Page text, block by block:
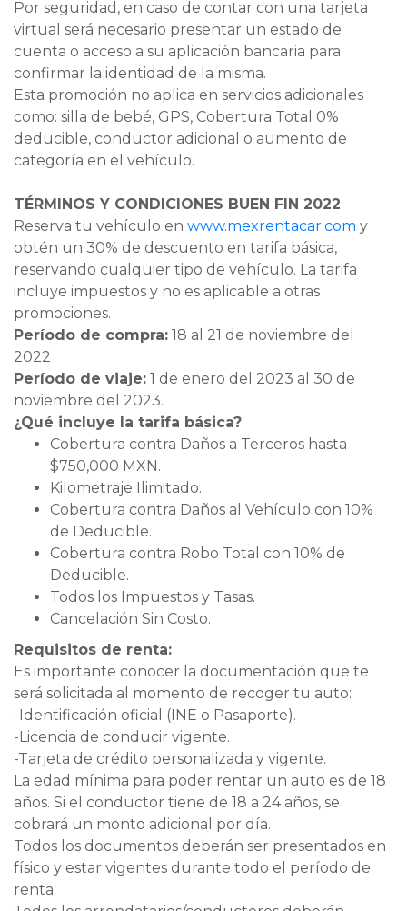
Por seguridad, en caso de contar con una tarjeta
virtual será necesario presentar un estado de
cuenta o acceso a su aplicación bancaria para
confirmar la identidad de la misma.
Esta promoción no aplica en servicios adicionales
como: silla de bebé, GPS, Cobertura Total 0%
deducible, conductor adicional o aumento de
categoría en el vehículo.
TÉRMINOS Y CONDICIONES BUEN FIN 2022
Reserva tu vehículo en www.mexrentacar.com y
obtén un 30% de descuento en tarifa básica,
reservando cualquier tipo de vehículo. La tarifa
incluye impuestos y no es aplicable a otras
promociones.
Período de compra: 18 al 21 de noviembre del
2022
Período de viaje: 1 de enero del 2023 al 30 de
noviembre del 2023.
¿Qué incluye la tarifa básica?
Cobertura contra Daños a Terceros hasta
$750,000 MXN.
Kilometraje Ilimitado.
Cobertura contra Daños al Vehículo con 10%
de Deducible.
Cobertura contra Robo Total con 10% de
Deducible.
Todos los Impuestos y Tasas.
Cancelación Sin Costo.
Requisitos de renta:
Es importante conocer la documentación que te
será solicitada al momento de recoger tu auto:
-Identificación oficial (INE o Pasaporte).
-Licencia de conducir vigente.
-Tarjeta de crédito personalizada y vigente.
La edad mínima para poder rentar un auto es de 18
años. Si el conductor tiene de 18 a 24 años, se
cobrará un monto adicional por día.
Todos los documentos deberán ser presentados en
físico y estar vigentes durante todo el período de
renta.